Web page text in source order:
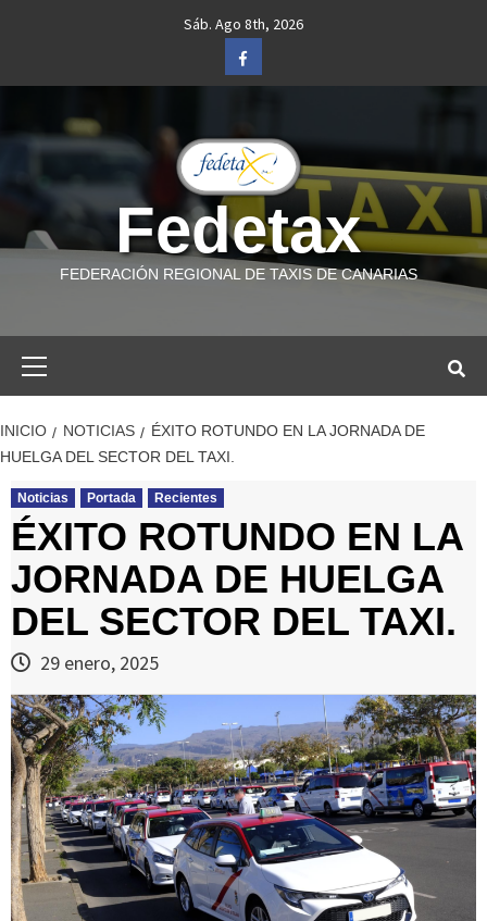
Sáb. Ago 8th, 2026
Facebook
Fedetax
FEDERACIÓN REGIONAL DE TAXIS DE CANARIAS
INICIO NOTICIAS
ÉXITO ROTUNDO EN LA JORNADA DE
HUELGA DEL SECTOR DEL TAXI.
Noticias Portada Recientes
ÉXITO ROTUNDO EN LA
JORNADA DE HUELGA
DEL SECTOR DEL TAXI.
29 enero, 2025